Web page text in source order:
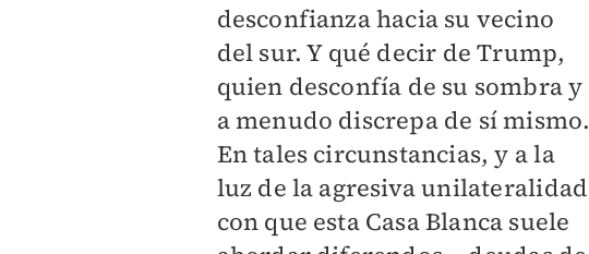
desconfianza hacia su vecino
del sur. Y qué decir de Trump,
quien desconfía de su sombra y
a menudo discrepa de sí mismo.
En tales circunstancias, y a la
luz de la agresiva unilateralidad
con que esta Casa Blanca suele